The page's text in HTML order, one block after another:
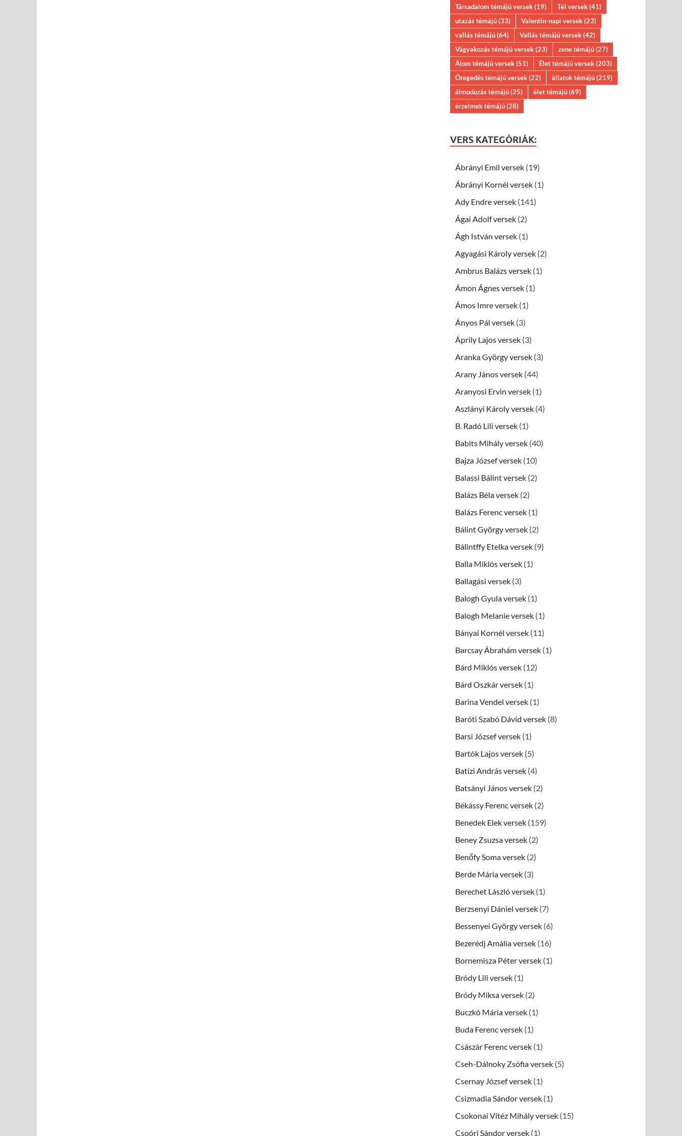
Társadalom témájú versek(19) Tél versek(41)
utazás témájú(33) Valentin-napi versek(23)
vallás témájú(64) Vallás témájú versek(42)
Vágyakozás témájú versek(23) zene témájú(27)
Álom témájú versek(51) Élet témájú versek(203)
Öregedés témájú versek(22) állatok témájú(219)
álmodozás témájú(25) élet témájú(69)
érzelmek témájú(28)
VERS KATEGÓRIÁK:
Ábrányi Emil versek (19)
Ábrányi Kornél versek (1)
Ady Endre versek (141)
Ágai Adolf versek (2)
Ágh István versek (1)
Agyagási Károly versek (2)
Ambrus Balázs versek (1)
Ámon Ágnes versek (1)
Ámos Imre versek (1)
Ányos Pál versek (3)
Áprily Lajos versek (3)
Aranka György versek (3)
Arany János versek (44)
Aranyosi Ervin versek (1)
Aszlányi Károly versek (4)
B. Radó Lili versek (1)
Babits Mihály versek (40)
Bajza József versek (10)
Balassi Bálint versek (2)
Balázs Béla versek (2)
Balázs Ferenc versek (1)
Bálint György versek (2)
Bálintffy Etelka versek (9)
Balla Miklós versek (1)
Ballagási versek (3)
Balogh Gyula versek (1)
Balogh Melanie versek (1)
Bányai Kornél versek (11)
Barcsay Ábrahám versek (1)
Bárd Miklós versek (12)
Bárd Oszkár versek (1)
Barina Vendel versek (1)
Baróti Szabó Dávid versek (8)
Barsi József versek (1)
Bartók Lajos versek (5)
Batízi András versek (4)
Batsányi János versek (2)
Békássy Ferenc versek (2)
Benedek Elek versek (159)
Beney Zsuzsa versek (2)
Benőfy Soma versek (2)
Berde Mária versek (3)
Berechet László versek (1)
Berzsenyi Dániel versek (7)
Bessenyei György versek (6)
Bezerédj Amália versek (16)
Bornemisza Péter versek (1)
Bródy Lili versek (1)
Bródy Miksa versek (2)
Buczkó Mária versek (1)
Buda Ferenc versek (1)
Császár Ferenc versek (1)
Cseh-Dálnoky Zsófia versek (5)
Csernay József versek (1)
Csizmadia Sándor versek (1)
Csokonai Vitéz Mihály versek (15)
Csoóri Sándor versek (1)